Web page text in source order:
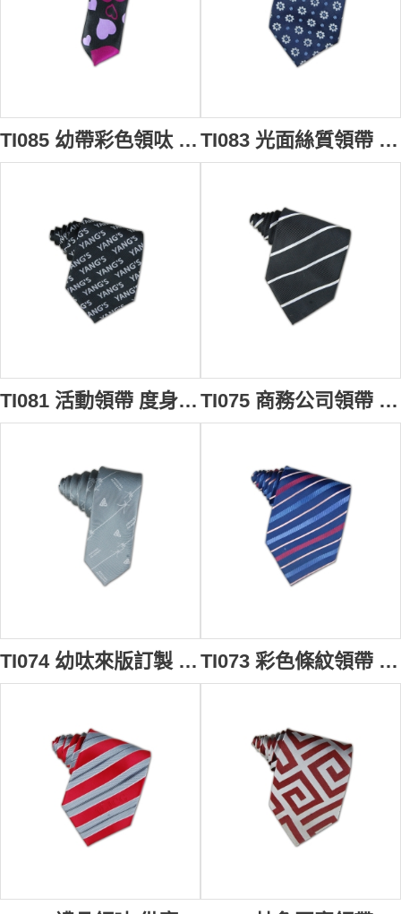
TI085 幼帶彩色領呔 設計選擇 心型圖案印製領呔 活動領呔 領呔批發商 TI083 光面絲質領帶 訂做 太陽花印製領帶 領帶款式設計 領帶專門店
TI081 活動領帶 度身訂造 字母印花領帶 領帶香港公司 領帶批發商 TI075 商務公司領帶 訂製 黑白撞色領帶 領帶中心 領帶生產商
TI074 幼呔來版訂製 數碼印製幼呔 領巾 英文 學樣幼呔 幼呔設計 幼呔專門店 TI073 彩色條紋領帶 定製 斜紋提花撞色領帶 領帶在線訂購 領帶網站